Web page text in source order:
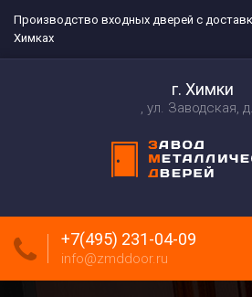
Производство входных дверей с
Химках
г. Химки
ул. Заводская,
+7(495) 231-04-09
info@zmddoor.ru